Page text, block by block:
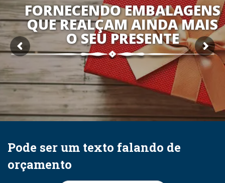
FORNECENDO EMBALAGENS
QUE REALÇAM AINDA MAIS
O SEU PRESENTE
Pode ser um texto falando de
orçamento